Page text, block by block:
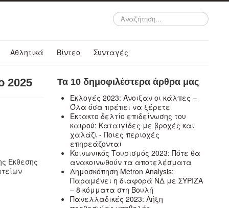
Αναζήτηση...
Αθλητικά Βίντεο Συνταγές
2025
Έκθεσης
Τα 10 δημοφιλέστερα άρθρα μας
Εκλογές 2023: Άνοιξαν οι κάλπες –
Όλα όσα πρέπει να ξέρετε
Έκτακτο δελτίο επιδείνωσης του
καιρού: Καταιγίδες με βροχές και
χαλάζι - Ποιες περιοχές
επηρεάζονται
Κοινωνικός Τουρισμός 2023: Πότε θα
ανακοινωθούν τα αποτελέσματα
Δημοσκόπηση Metron Analysis:
Παραμένει η διαφορά ΝΔ με ΣΥΡΙΖΑ
– 8 κόμματα στη Βουλή
Πανελλαδικές 2023: Λήξη